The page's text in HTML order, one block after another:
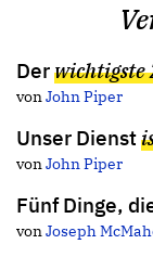
Derwichtigste
vonJohn Piper
Unser Dienst
vonJohn Piper
Fünf Dinge,
vonJoseph